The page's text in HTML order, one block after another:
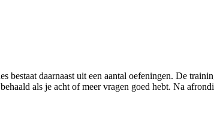
bestaat daarnaast uit een aantal oefeningen. De
als je acht of meer vragen goed hebt. Na